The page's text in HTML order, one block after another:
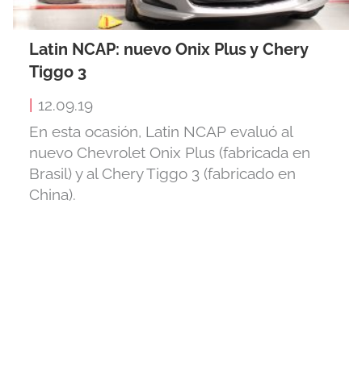
Latin NCAP: nuevo Onix Plus y Chery
Tiggo 3
| 12.09.19
En esta ocasión, Latin NCAP evaluó al
nuevo Chevrolet Onix Plus (fabricada en
Brasil) y al Chery Tiggo 3 (fabricado en
China).